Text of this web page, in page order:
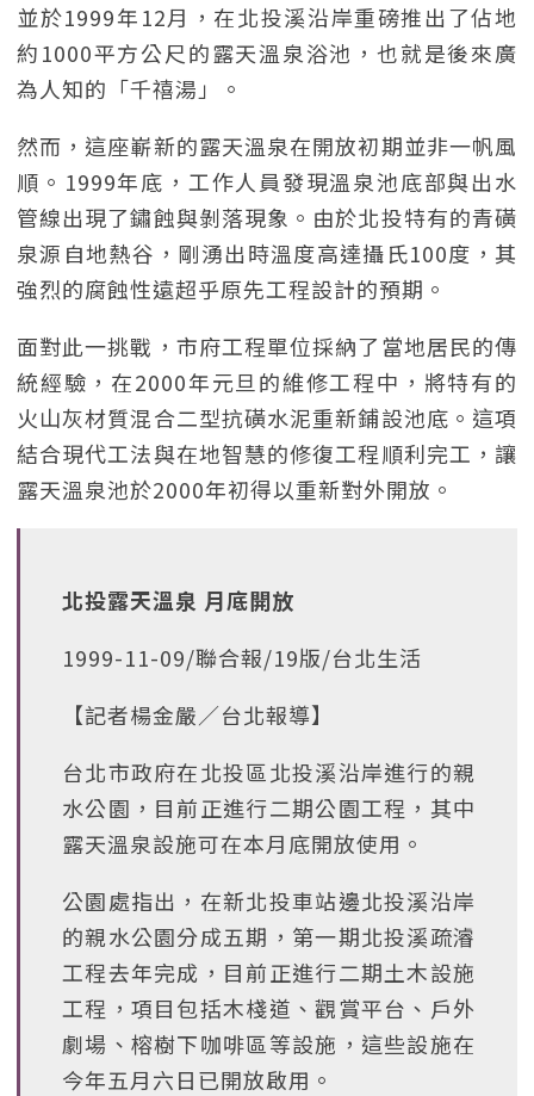
並於1999年12月，在北投溪沿岸重磅推出了佔地
約1000平方公尺的露天溫泉浴池，也就是後來廣
為人知的「千禧湯」。
然而，這座嶄新的露天溫泉在開放初期並非一帆風
順。1999年底，工作人員發現溫泉池底部與出水
管線出現了鏽蝕與剝落現象。由於北投特有的青磺
泉源自地熱谷，剛湧出時溫度高達攝氏100度，其
強烈的腐蝕性遠超乎原先工程設計的預期。
面對此一挑戰，市府工程單位採納了當地居民的傳
統經驗，在2000年元旦的維修工程中，將特有的
火山灰材質混合二型抗磺水泥重新鋪設池底。這項
結合現代工法與在地智慧的修復工程順利完工，讓
露天溫泉池於2000年初得以重新對外開放。
北投露天溫泉 月底開放
1999-11-09/聯合報/19版/台北生活
【記者楊金嚴∕台北報導】
台北市政府在北投區北投溪沿岸進行的親
水公園，目前正進行二期公園工程，其中
露天溫泉設施可在本月底開放使用。
公園處指出，在新北投車站邊北投溪沿岸
的親水公園分成五期，第一期北投溪疏濬
工程去年完成，目前正進行二期土木設施
工程，項目包括木棧道、觀賞平台、戶外
劇場、榕樹下咖啡區等設施，這些設施在
今年五月六日已開放啟用。